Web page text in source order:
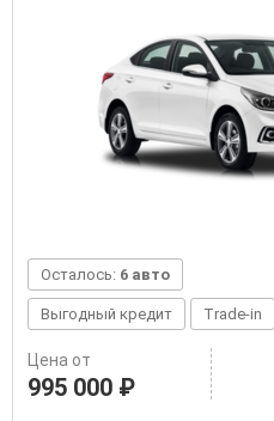
Осталось: 6 авто
Выгодный кредит Trade-in
Цена от
995 000 ₽